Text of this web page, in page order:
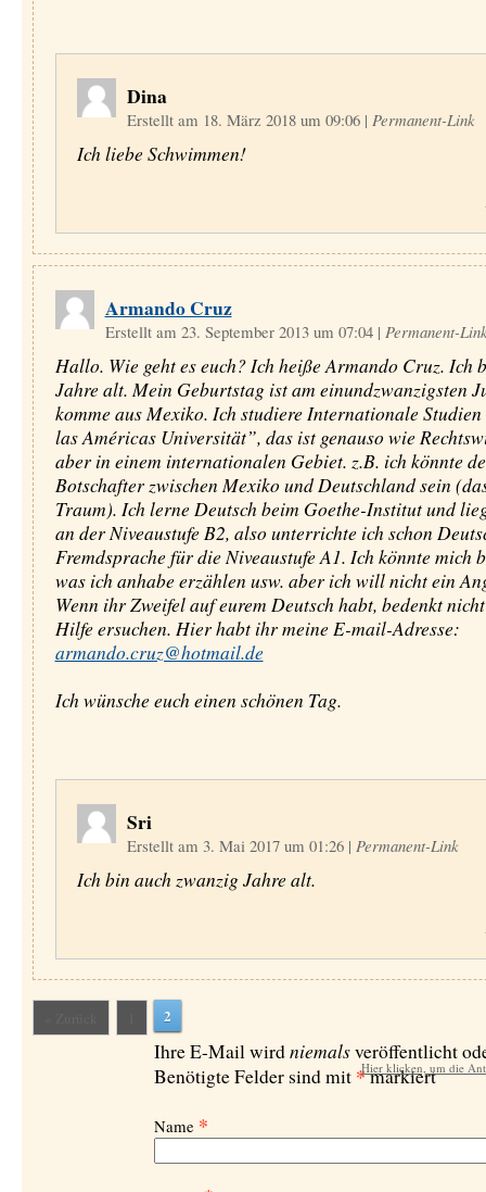
Dina
Erstellt am 18. März 2018 um 09:06 | Permanent-Link
Ich liebe Schwimmen!
Armando Cruz
Erstellt am 23. September 2013 um 07:04 | Permanent-
Hallo. Wie geht es euch? Ich heiße Armando Cruz. Ich
Jahre alt. Mein Geburtstag ist am einundzwanzigsten
komme aus Mexiko. Ich studiere Internationale
las Américas Universität”, das ist genauso wie
aber in einem internationalen Gebiet. z.B. ich könnte
Botschafter zwischen Mexiko und Deutschland sein
Traum). Ich lerne Deutsch beim Goethe-Institut und
an der Niveaustufe B2, also unterrichte ich schon
Fremdsprache für die Niveaustufe A1. Ich könnte mich
was ich anhabe erzählen usw. aber ich will nicht ein
Wenn ihr Zweifel auf eurem Deutsch habt, bedenkt
Hilfe ersuchen. Hier habt ihr meine E-mail-Adresse:
armando.cruz@hotmail.de
Ich wünsche euch einen schönen Tag.
Sri
Erstellt am 3. Mai 2017 um 01:26 | Permanent-Link
Ich bin auch zwanzig Jahre alt.
2
Hier klicken, um die
Ihre E-Mail wirdniemalsveröffentlicht
Benötigte Felder sind mit *markiert
Name *